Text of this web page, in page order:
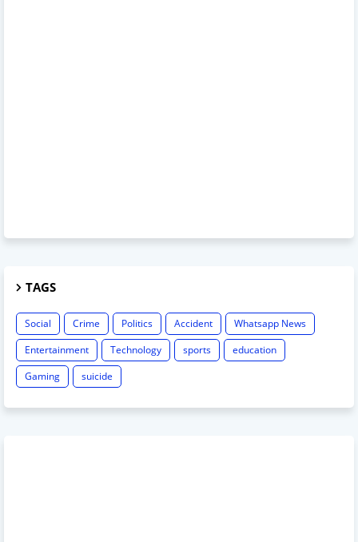
TAGS
Social Crime Politics Accident
Whatsapp News
Entertainment
Technology sports
education
Gaming
suicide